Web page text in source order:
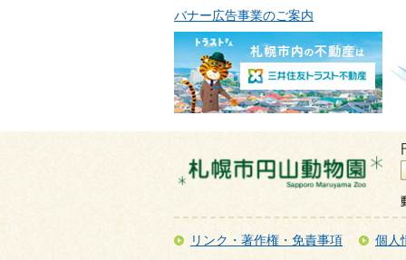
バナー広告事業のご案内
リンク・著作権・免責事項 個人